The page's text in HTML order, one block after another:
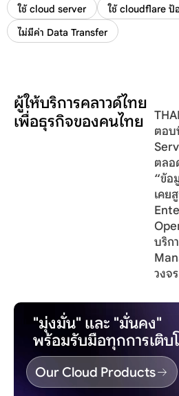
ใช้ cloud server
ใช้ cloudflare ป้
ไม่มีค่า Data Transfer
ผู้ให้บริการคลาวด์ไทย
เพื่อธุรกิจของคนไทย
ตอบ
ตลอ
“ข้อ
เคย
บริก
วงจร
"มุ่งมั่น" และ "มั่นคง"
พร้อมรับมือทุกการเติบ
Our Cloud Products